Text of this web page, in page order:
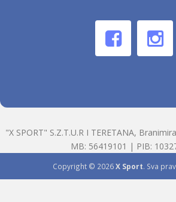
"X SPORT" S.Z.T.U.R I TERETANA,
MB: 56419101 | PIB:
Copyright © 2026X Sport. Sva